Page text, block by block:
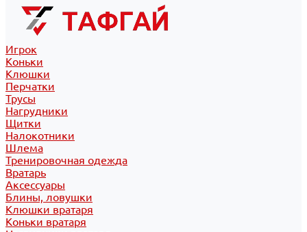
Игрок
Коньки
Клюшки
Перчатки
Трусы
Нагрудники
Щитки
Налокотники
Шлема
Тренировочная одежда
Вратарь
Аксессуары
Блины, ловушки
Клюшки вратаря
Коньки вратаря